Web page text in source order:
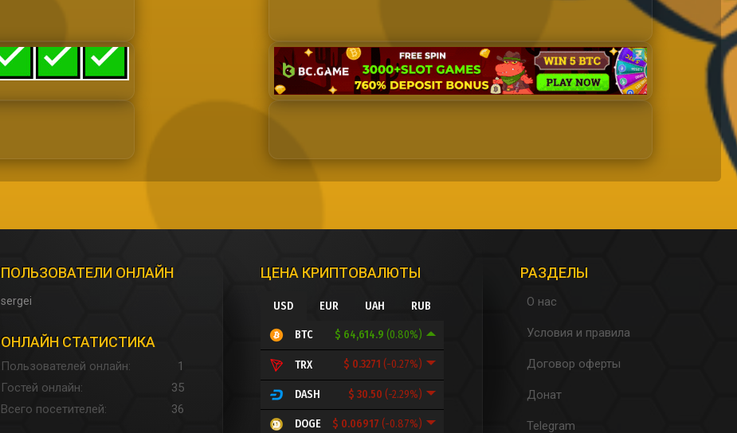
ПОЛЬЗОВАТЕЛИ ОНЛАЙН
sergei
ОНЛАЙН СТАТИСТИКА
Пользователей онлайн
1
Гостей онлайн
35
Всего посетителей
36
ЦЕНА КРИПТОВАЛЮТЫ
USD EUR UAH RUB
$ 64,614.9(0.80%)
BTC
$ 0.3271(-0.27%)
TRX
$ 30.50(-2.29%)
DASH
$ 0.06917(-0.87%)
DOGE
РАЗДЕЛЫ
О нас
Условия и правила
Договор оферты
Донат
Telegram